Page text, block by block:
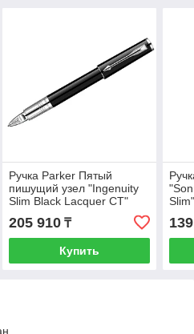
Ручка Parker Пятый
пишущий узел "Ingenuity
Slim Black Lacquer CT"
черная, 0,8мм, подар. уп.
205 910₸
Купить